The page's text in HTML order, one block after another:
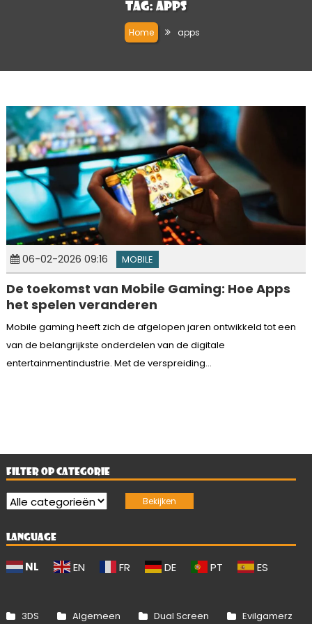
Tag: apps
Home apps
06-02-2026 09:16 MOBILE
De toekomst van Mobile Gaming: Hoe Apps
het spelen veranderen
Mobile gaming heeft zich de afgelopen jaren ontwikkeld tot een
van de belangrijkste onderdelen van de digitale
entertainmentindustrie. Met de verspreiding...
FILTER OP CATEGORIE
LANGUAGE
NL EN FR DE PT ES
3DS Algemeen Dual Screen Evilgamerz